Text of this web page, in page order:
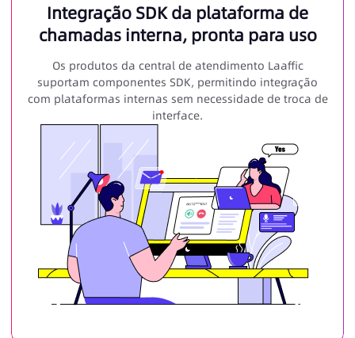
Integração SDK da plataforma de
chamadas interna, pronta para uso
Os produtos da central de atendimento Laaffic
suportam componentes SDK, permitindo integração
com plataformas internas sem necessidade de troca de
interface.